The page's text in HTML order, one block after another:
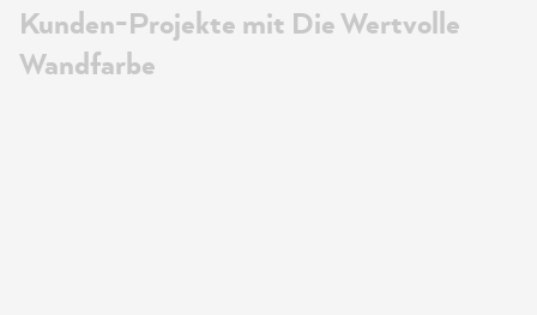
Kunden-Projekte mit Die Wertvolle
Wandfarbe